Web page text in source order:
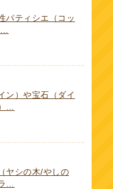
パティシエ（コッ
ン）や宝石（ダイ
…
ヤシの木/やしの
…